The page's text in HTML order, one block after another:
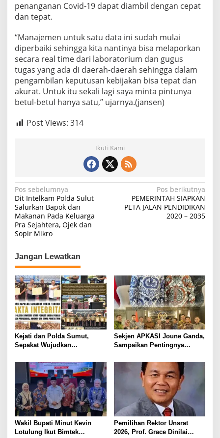
penanganan Covid-19 dapat diambil dengan cepat
dan tepat.
“Manajemen untuk satu data ini sudah mulai
diperbaiki sehingga kita nantinya bisa melaporkan
secara real time dari laboratorium dan gugus
tugas yang ada di daerah-daerah sehingga dalam
pengambilan keputusan kebijakan bisa tepat dan
akurat. Untuk itu sekali lagi saya minta pintunya
betul-betul hanya satu,” ujarnya.(jansen)
Post Views: 314
Ikuti Kami
Navigasi
pos
Pos sebelumnya
Dit Intelkam Polda Sulut
Salurkan Bapok dan
Makanan Pada Keluarga
Pra Sejahtera, Ojek dan
Sopir Mikro
Pos berikutnya
PEMERINTAH SIAPKAN
PETA JALAN PENDIDIKAN
2020 – 2035
Jangan Lewatkan
Kejati dan Polda Sumut,
Sepakat Wujudkan
Profesional
Sekjen APKASI Joune Ganda,
Sampaikan Pentingnya
Dihadapan Pimpinan DPR-RI
Wakil Bupati Minut Kevin
Lotulung Ikut Bimtek
Pemilihan Rektor Unsrat
2026, Prof. Grace Dinilai